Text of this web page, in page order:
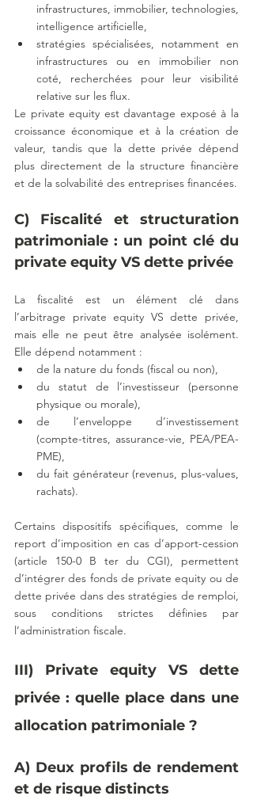
infrastructures, immobilier, technologies,
intelligence artificielle,
stratégies spécialisées, notamment en
infrastructures ou en immobilier non
coté, recherchées pour leur visibilité
relative sur les flux.
Le private equity est davantage exposé à la
croissance économique et à la création de
valeur, tandis que la dette privée dépend
plus directement de la structure financière
et de la solvabilité des entreprises financées.
C) Fiscalité et structuration
patrimoniale : un point clé du
private equity VS dette privée
La fiscalité est un élément clé dans
l’arbitrage private equity VS dette privée,
mais elle ne peut être analysée isolément.
Elle dépend notamment :
de la nature du fonds (fiscal ou non),
du statut de l’investisseur (personne
physique ou morale),
de l’enveloppe d’investissement
(compte-titres, assurance-vie, PEA/PEA-
PME),
du fait générateur (revenus, plus-values,
rachats).
Certains dispositifs spécifiques, comme le
report d’imposition en cas d’apport-cession
(article 150-0 B ter du CGI), permettent
d’intégrer des fonds de private equity ou de
dette privée dans des stratégies de remploi,
sous conditions strictes définies par
l’administration fiscale.
III) Private equity VS dette
privée : quelle place dans une
allocation patrimoniale ?
A) Deux profils de rendement
et de risque distincts